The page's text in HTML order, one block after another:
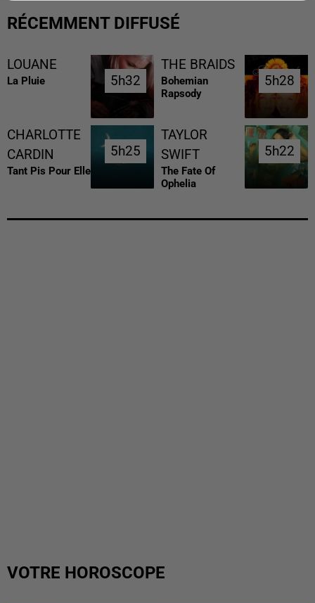
RÉCEMMENT DIFFUSÉ
LOUANE
La Pluie 5h32
5h32
THE BRAIDS
Bohemian
Rapsody
5h28
5h28
CHARLOTTE
CARDIN
Tant Pis Pour Elle
5h25
5h25
TAYLOR
SWIFT
The Fate Of
Ophelia
5h22
5h22
VOTRE HOROSCOPE